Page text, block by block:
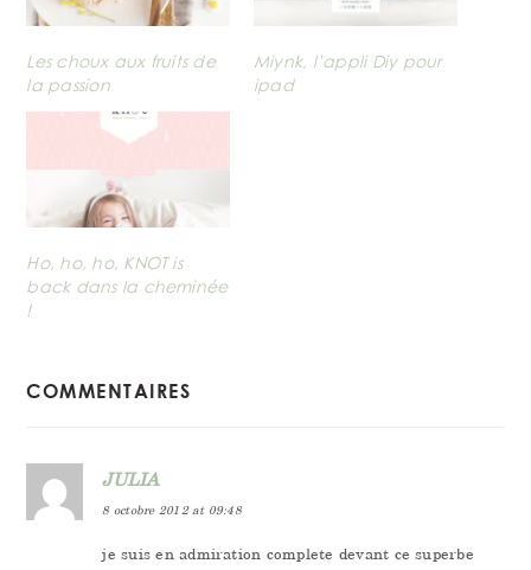
Les choux aux fruits de
la passion
Miynk, l’appli Diy pour
ipad
Ho, ho, ho, KNOT is
back dans la cheminée
!
COMMENTAIRES
JULIA
8 octobre 2012 at 09:48
je suis en admiration complete devant ce superbe